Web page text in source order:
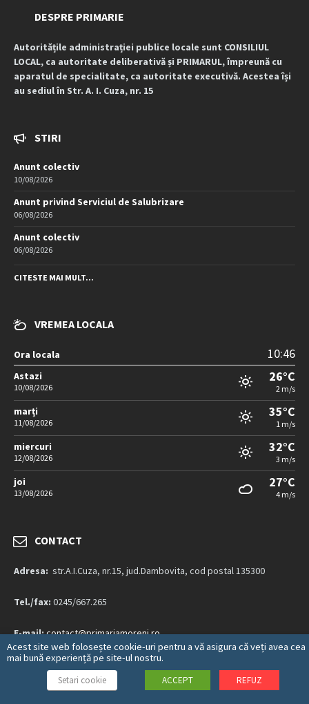
DESPRE PRIMARIE
Autoritățile administrației publice locale sunt CONSILIUL
LOCAL, ca autoritate deliberativă și PRIMARUL, împreună cu
aparatul de specialitate, ca autoritate executivă. Acestea își
au sediul în Str. A. I. Cuza, nr. 15
STIRI
Anunt colectiv
10/08/2026
Anunt privind Serviciul de Salubrizare
06/08/2026
Anunt colectiv
06/08/2026
CITESTE MAI MULT...
VREMEA LOCALA
Ora locala 10:46
Astazi
10/08/2026
26°C
2 m/s
marți
11/08/2026
35°C
1 m/s
miercuri
12/08/2026
32°C
3 m/s
joi
13/08/2026
27°C
4 m/s
CONTACT
Adresa: str.A.I.Cuza, nr.15, jud.Dambovita, cod postal 135300
Tel./fax: 0245/667.265
E-mail:contact@primariamoreni.ro
Mai multe detalii…
Acest site web folosește cookie-uri pentru a vă asigura că veți avea cea
mai bună experiență pe site-ul nostru.
Setari cookie ACCEPT REFUZ